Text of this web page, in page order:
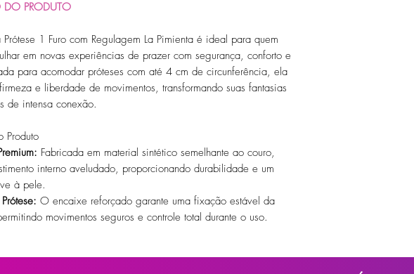
DO PRODUTO
1 Furo com Regulagem La Pimienta é ideal para quem
em novas experiências de prazer com segurança, conforto e
para acomodar próteses com até 4 cm de circunferência, ela
e liberdade de movimentos, transformando suas fantasias
de intensa conexão.
Produto
Fabricada em material sintético semelhante ao couro,
interno aveludado, proporcionando durabilidade e um
à pele.
O encaixe reforçado garante uma fixação estável da
movimentos seguros e controle total durante o uso.